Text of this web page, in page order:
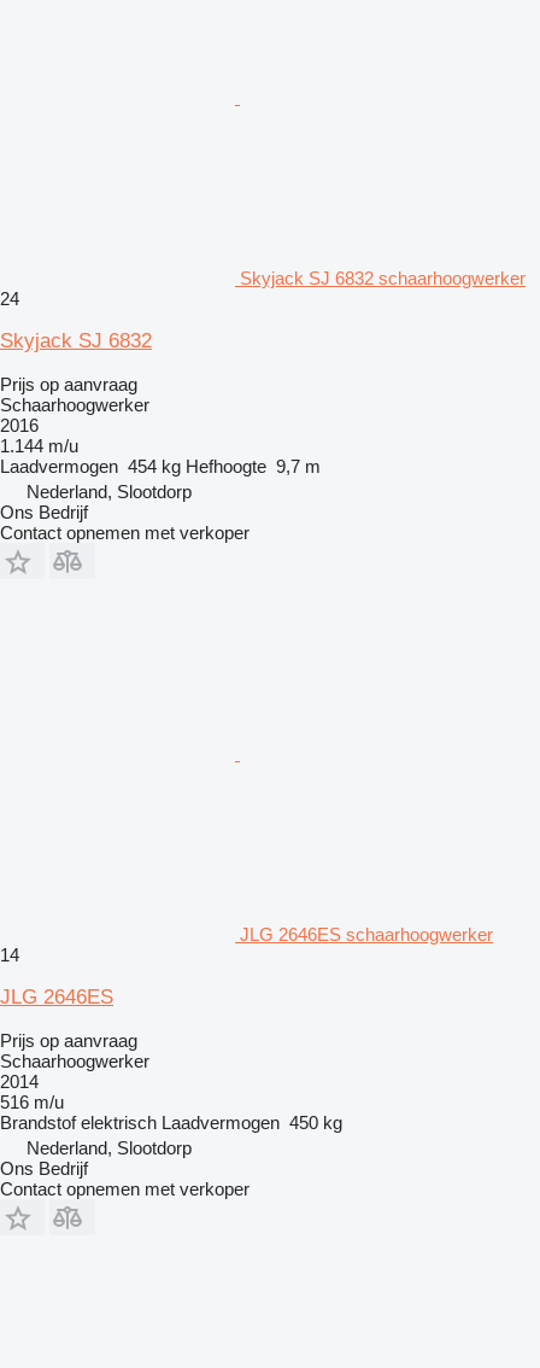
Skyjack SJ 6832 schaarhoogwerker
24
Skyjack SJ 6832
Prijs op aanvraag
Schaarhoogwerker
2016
1.144 m/u
Laadvermogen 454 kg Hefhoogte 9,7 m
Nederland, Slootdorp
Ons Bedrijf
Contact opnemen met verkoper
JLG 2646ES schaarhoogwerker
14
JLG 2646ES
Prijs op aanvraag
Schaarhoogwerker
2014
516 m/u
Brandstof elektrisch Laadvermogen 450 kg
Nederland, Slootdorp
Ons Bedrijf
Contact opnemen met verkoper